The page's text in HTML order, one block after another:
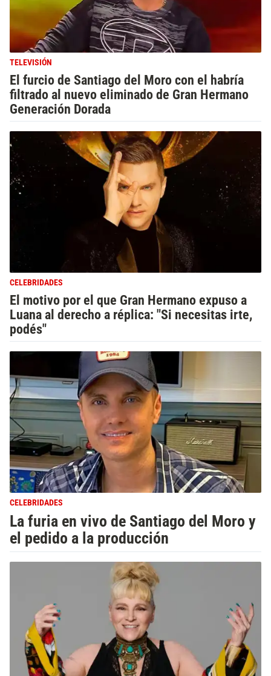
TELEVISIÓN
El furcio de Santiago del Moro con el habría
filtrado al nuevo eliminado de Gran Hermano
Generación Dorada
CELEBRIDADES
El motivo por el que Gran Hermano expuso a
Luana al derecho a réplica: "Si necesitas irte,
podés"
CELEBRIDADES
La furia en vivo de Santiago del Moro y
el pedido a la producción